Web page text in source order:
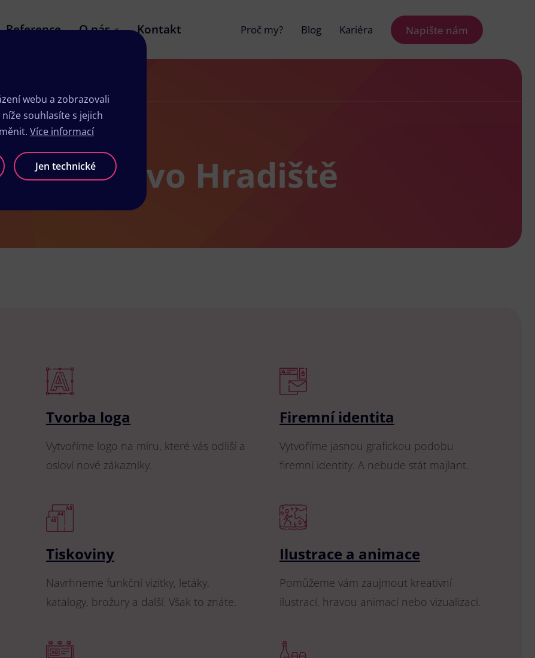
Reference O nás Kontakt Proč my? Blog Kariéra Napište nám
Mnichovo Hradiště
Tvorba loga
Vytvoříme logo na míru, které vás odliší a
osloví nové zákazníky.
Firemní identita
Vytvoříme jasnou grafickou podobu
firemní identity. A nebude stát majlant.
Tiskoviny
Navrhneme funkční vizitky, letáky,
katalogy, brožury a další. Však to znáte.
Ilustrace a animace
Pomůžeme vám zaujmout kreativní
ilustrací, hravou animací nebo vizualizací.
webu a zobrazovali
souhlasíte s jejich
Více informací
Jen technické